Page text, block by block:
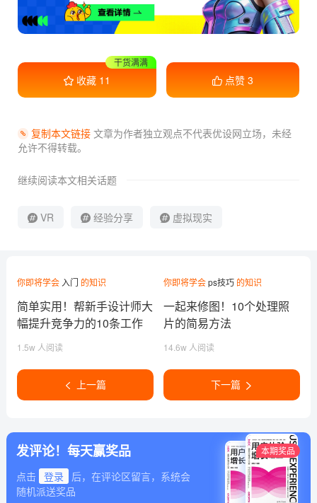
收藏 11
收藏学习
点赞 3
复制本文链接文章为作者独立观点不代表优设网立场， 未经
允许不得转载。
继续阅读本文相关话题
VR 经验分享 虚拟现实
你即将学会 入门 的知识
简单实用！帮新手设计师大
幅提升竞争力的10条工作
1.5w 人阅读
上一篇
你即将学会ps技巧 的知识
一起来修图！10个处理照
片的简易方法
14.6w 人阅读
下一篇
发评论！每天赢奖品
点击 登录
后，在评论区留言，系统会
随机派送奖品
本期奖品